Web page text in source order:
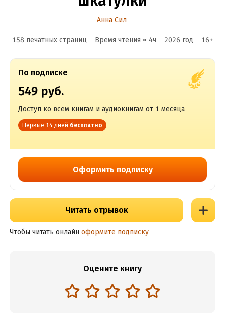
Анна Сил
158 печатных страниц Время чтения ≈ 4ч 2026 год 16+
По подписке
549 руб.
Доступ ко всем книгам и аудиокнигам от 1 месяца
Первые 14 дней бесплатно
Оформить подписку
Читать отрывок
Чтобы читать онлайн оформите подписку
Оцените книгу